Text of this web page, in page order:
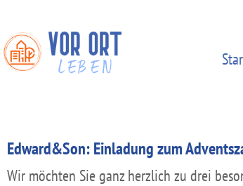
Edward&Son: Einladung zum
Wir möchten Sie ganz herzlich zu drei